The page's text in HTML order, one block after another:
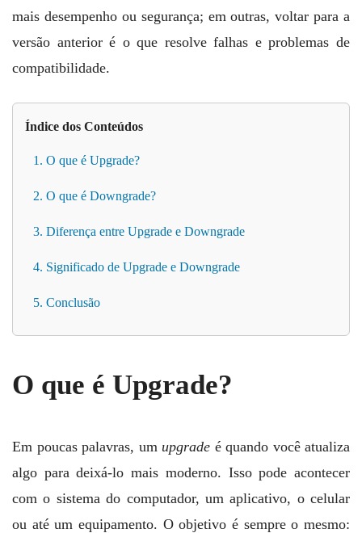
mais desempenho ou segurança; em outras, voltar para a
versão anterior é o que resolve falhas e problemas de
compatibilidade.
Índice dos Conteúdos
1. O que é Upgrade?
2. O que é Downgrade?
3. Diferença entre Upgrade e Downgrade
4. Significado de Upgrade e Downgrade
5. Conclusão
O que é Upgrade?
Em poucas palavras, um upgrade é quando você atualiza
algo para deixá-lo mais moderno. Isso pode acontecer
com o sistema do computador, um aplicativo, o celular
ou até um equipamento. O objetivo é sempre o mesmo: